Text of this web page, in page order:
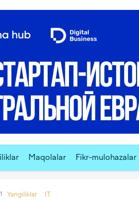
Maqolalar Fikr-mulohazalar
Yangiliklar IT